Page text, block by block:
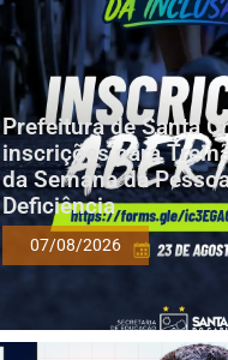
Prefeitura de Santa
inscrições para
da Semana da
Deficiência
07/08/2026